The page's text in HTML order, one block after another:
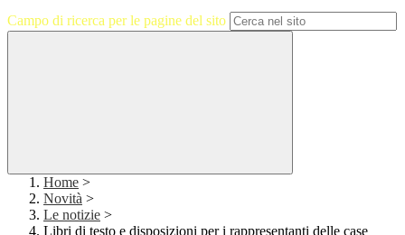
Campo di ricerca per le pagine del sito
Home >
Novità >
Le notizie >
Libri di testo e disposizioni per i rappresentanti delle case